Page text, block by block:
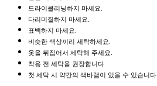
드라이클리닝하지 마세요.
다리미질하지 마세요.
표백하지 마세요.
비슷한 색상끼리 세탁하세요.
옷을 뒤집어서 세탁해 주세요.
착용 전 세탁을 권장합니다
첫 세탁 시 약간의 색바램이 있을 수 있습니다.